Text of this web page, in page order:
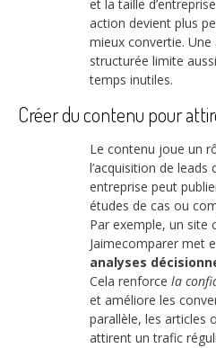
et la taille
action devient plus
mieux convertie. Une
structurée limite
temps inutiles.
Créer du contenu pour
Le contenu joue un
l’acquisition de leads
entreprise peut
études de cas ou
Par exemple, un site
Jaimecomparer met
analyses
Cela renforce la
et améliore les
parallèle, les articles
attirent un trafic